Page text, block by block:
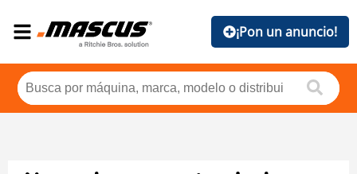
¡Pon un anuncio!